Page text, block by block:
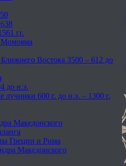
гг.
Востока 3500 – 612 до
до н.э.
лучники 600 г. до н.э. – 1300 г.
Македонского
Греции и Рима
Македонского